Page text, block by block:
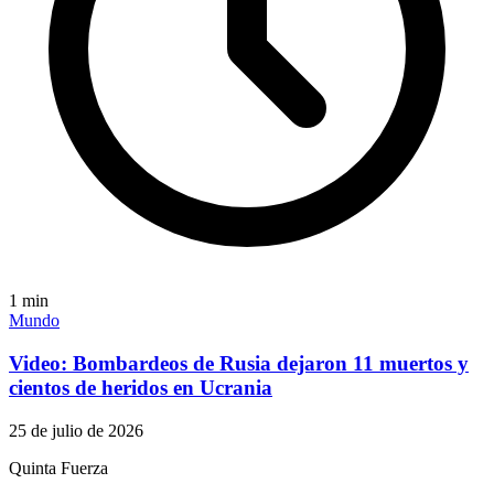
1 min
Mundo
Video: Bombardeos de Rusia dejaron 11 muertos y
cientos de heridos en Ucrania
25 de julio de 2026
Quinta Fuerza